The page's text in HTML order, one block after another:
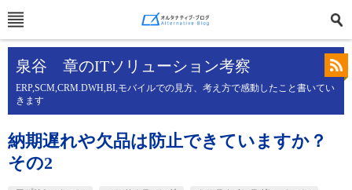
泉谷 章のITソリューション考察
ERP,SCM,CRM.DWH,BI,モバイルでの見方、考え方で感動したこと書いてい
きます
納期遅れや欠品は防止できていますか？
その2